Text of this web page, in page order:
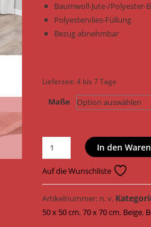
Baumwoll-Jute-/Polyester-
Polyestervlies-Füllung
Bezug abnehmbar
Lieferzeit:4 bis 7 Tage
Maße
Trixie
Hundekissen
Kissen
Boho
eckig
38215
In den
Auf die Wunschliste
Artikelnummer: n. v.
50 x 50 cm,70 x 70 cm, Beige,